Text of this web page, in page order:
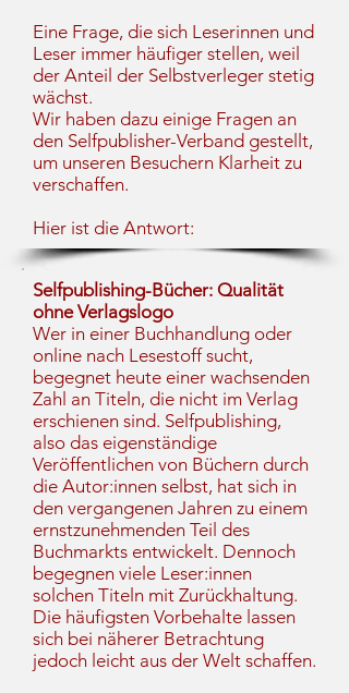
Eine Frage, die sich Leserinnen und
Leser immer häufiger stellen, weil
der Anteil der Selbstverleger stetig
wächst.
Wir haben dazu einige Fragen an
den Selfpublisher-Verband gestellt,
um unseren Besuchern Klarheit zu
verschaffen.
Hier ist die Antwort:
Selfpublishing-Bücher: Qualität
ohne Verlagslogo
Wer in einer Buchhandlung oder
online nach Lesestoff sucht,
begegnet heute einer wachsenden
Zahl an Titeln, die nicht im Verlag
erschienen sind. Selfpublishing,
also das eigenständige
Veröffentlichen von Büchern durch
die Autor:innen selbst, hat sich in
den vergangenen Jahren zu einem
ernstzunehmenden Teil des
Buchmarkts entwickelt. Dennoch
begegnen viele Leser:innen
solchen Titeln mit Zurückhaltung.
Die häufigsten Vorbehalte lassen
sich bei näherer Betrachtung
jedoch leicht aus der Welt schaffen.